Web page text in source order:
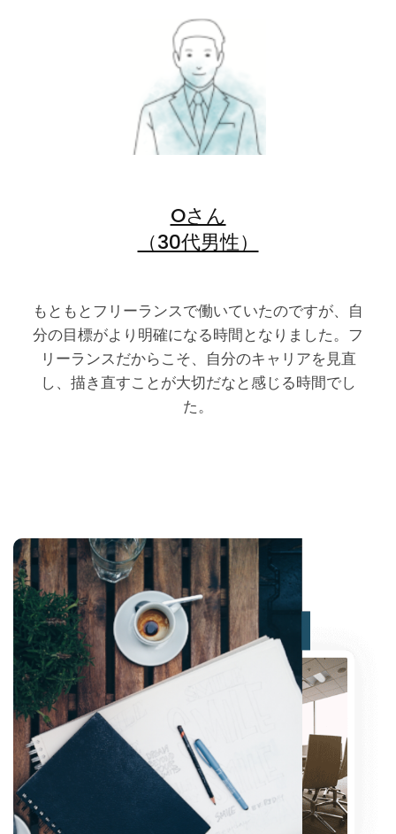
Oさん
（30代男性）
もともとフリーランスで働いていたのですが、自
分の目標がより明確になる時間となりました。フ
リーランスだからこそ、自分のキャリアを見直
し、描き直すことが大切だなと感じる時間でし
た。